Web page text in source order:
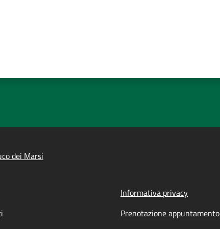
dei Marsi
Informativa privacy
Prenotazione appuntamento